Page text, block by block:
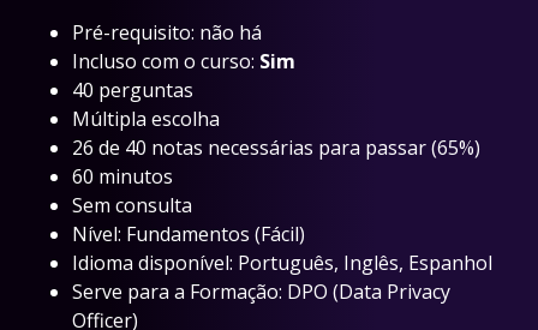
Pré-requisito: não há
Incluso com o curso: Sim
40 perguntas
Múltipla escolha
26 de 40 notas necessárias para passar (65%)
60 minutos
Sem consulta
Nível: Fundamentos (Fácil)
Idioma disponível: Português, Inglês, Espanhol
Serve para a Formação: DPO (Data Privacy
Officer)